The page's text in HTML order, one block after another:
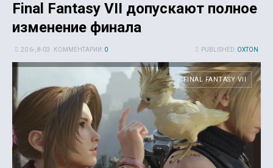
Final Fantasy VII допускают полное
изменение финала
PUBLISHED: OXTON
20 6-, 8-03 КОММЕНТАРИИ: 0
FINAL FANTASY VII